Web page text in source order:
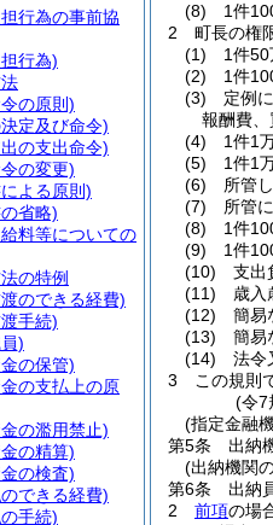
(8)
1件
2
町長の権
(1)
1件
(2)
1件
(3)
定例
報酬費
(4)
1件1
(5)
1件1
(6)
所管
(7)
所管
(8)
1件
(9)
1件
(10)
支出
(11)
歳入
(12)
簡易
(13)
簡易
(14)
法令
3
この規則
(令7
(指定金融
第5条
出納
(出納機関
第6条
出納
2
前項の場
行為の事前協
行為)
の原則)
定及び命令)
の支出命令)
の変更)
よる原則)
省略)
料等についての
の特例
のできる経費)
手続)
)
の保管)
の支払上の原
の濫用禁止)
の精算)
の検査)
できる経費)
手続)